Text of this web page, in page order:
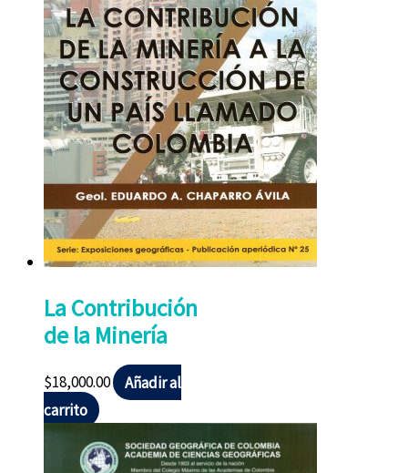
La Contribución
de la Minería
$18,000.00
Añadir al
carrito